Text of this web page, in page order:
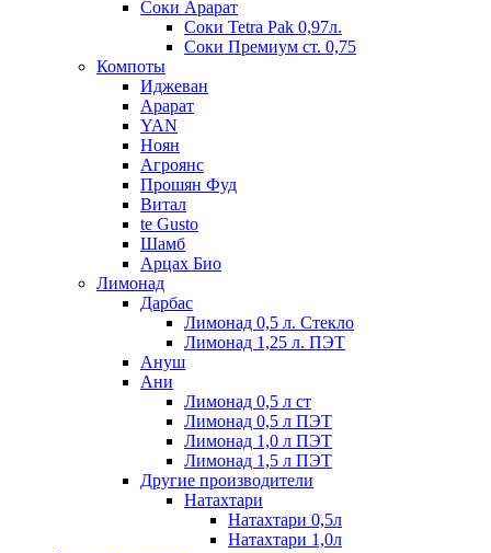
Соки Арарат
Соки Tetra Pak 0,97л.
Соки Премиум ст. 0,75
Компоты
Иджеван
Арарат
YAN
Ноян
Агроянс
Прошян Фуд
Витал
te Gusto
Шамб
Арцах Био
Лимонад
Дарбас
Лимонад 0,5 л. Стекло
Лимонад 1,25 л. ПЭТ
Ануш
Ани
Лимонад 0,5 л ст
Лимонад 0,5 л ПЭТ
Лимонад 1,0 л ПЭТ
Лимонад 1,5 л ПЭТ
Другие производители
Натахтари
Натахтари 0,5л
Натахтари 1,0л